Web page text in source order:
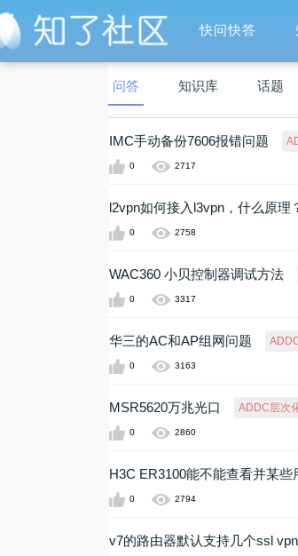
快问快答
问答 知识库 话题
IMC手动备份7606报错问题
0 2717
l2vpn如何接入l3vpn，什么原理
0 2758
WAC360 小贝控制器调试方法
0 3317
华三的AC和AP组网问题
0 3163
MSR5620万兆光口 ADDC层次
0 2860
H3C ER3100能不能查看并某些
0 2794
v7的路由器默认支持几个ssl vpn